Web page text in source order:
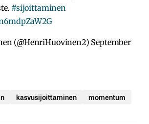
#sijoittaminen
(@HenriHuovinen2) September
kasvusijoittaminen momentum